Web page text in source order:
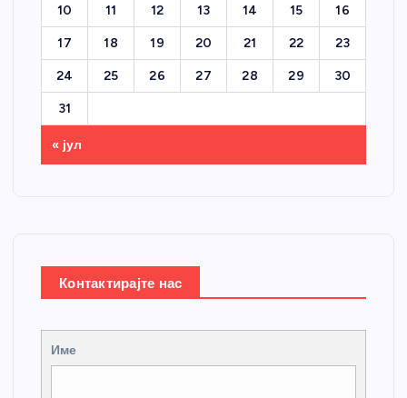
10 11 12 13 14 15 16
17 18 19 20 21 22 23
24 25 26 27 28 29 30
31
« јул
Контактирајте нас
Име